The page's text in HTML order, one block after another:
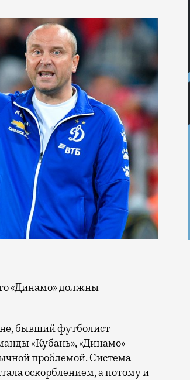
бывший футболист
«Кубань», «Динамо»
проблемой. Система
оскорблением, а потому и